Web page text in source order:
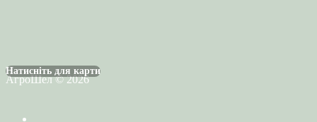
Натисніть для карти
АгроШел © 2026